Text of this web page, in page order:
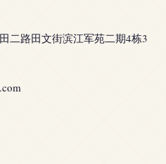
二路田文街滨江军苑二期4栋3